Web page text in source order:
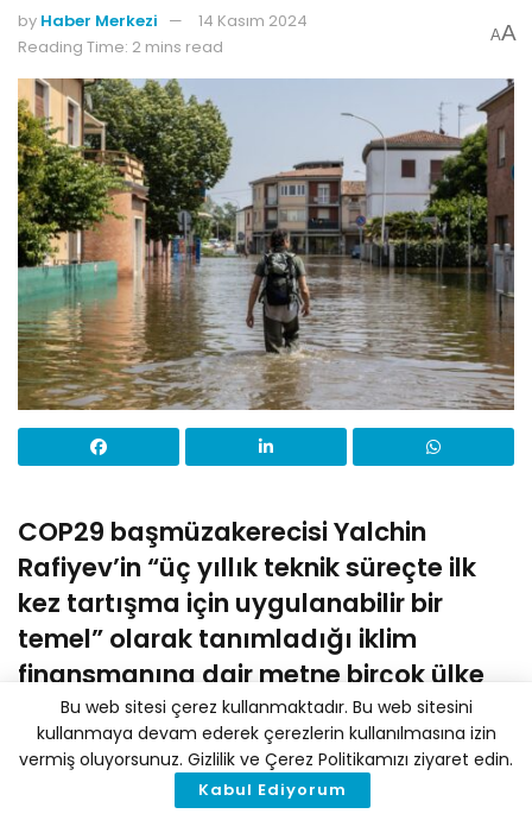
by Haber Merkezi
14 Kasım 2024
Reading Time: 2 mins read
AA
COP29 başmüzakerecisi Yalchin
Rafiyev’in “üç yıllık teknik süreçte ilk
kez tartışma için uygulanabilir bir
temel” olarak tanımladığı iklim
finansmanına dair metne birçok ülke
karşı çıkıyor.
İklim finansmanı hedefine ilişkin çok önemli metin,
COP29’un başmüzakerecisi ve Azerbaycan dışişleri
Bu web sitesi çerez kullanmaktadır. Bu web sitesini
kullanmaya devam ederek çerezlerin kullanılmasına izin
vermiş oluyorsunuz. Gizlilik ve Çerez Politikamızı ziyaret edin.
Kabul Ediyorum